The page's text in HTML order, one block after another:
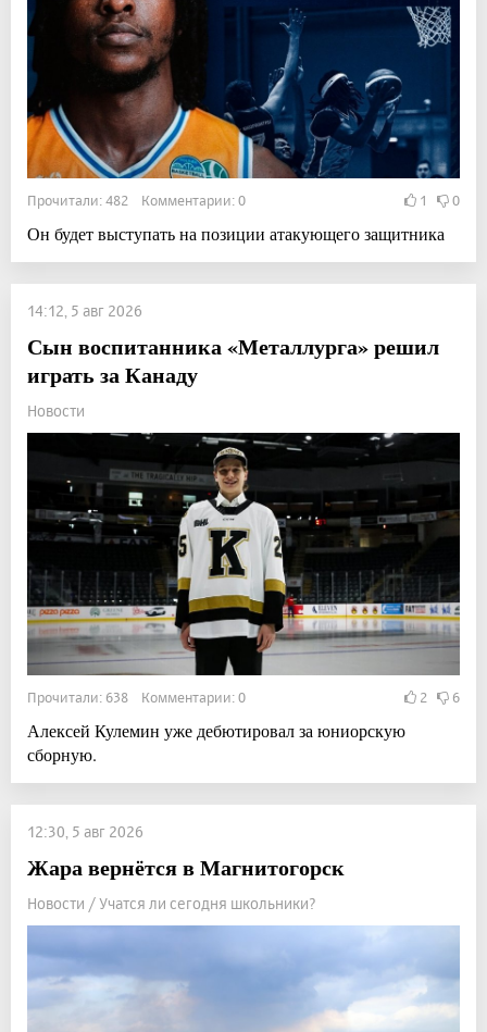
Прочитали: 482 Комментарии: 0 1 0
Он будет выступать на позиции атакующего защитника
14:12, 5 авг 2026
Сын воспитанника «Металлурга» решил
играть за Канаду
Новости
Прочитали: 638 Комментарии: 0 2 6
Алексей Кулемин уже дебютировал за юниорскую
сборную.
12:30, 5 авг 2026
Жара вернётся в Магнитогорск
Новости / Учатся ли сегодня школьники?